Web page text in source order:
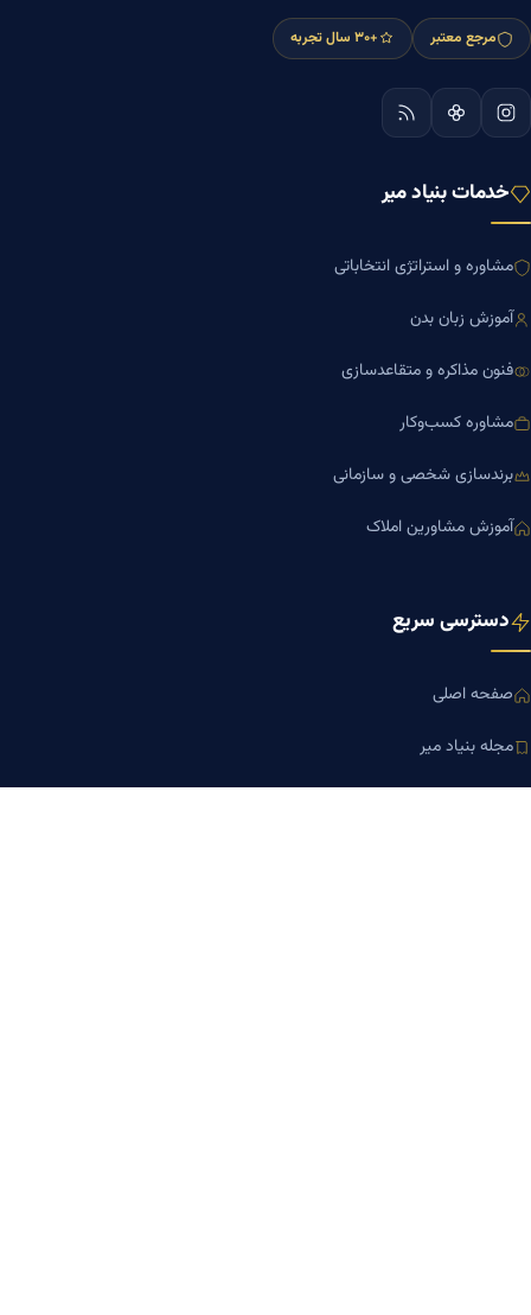
مرجع معتبر +۳۰ سال تجربه
خدمات بنیاد میر
مشاوره و استراتژی انتخاباتی
آموزش زبان بدن
فنون مذاکره و متقاعدسازی
مشاوره کسب‌وکار
برندسازی شخصی و سازمانی
آموزش مشاورین املاک
دسترسی سریع
صفحه اصلی
مجله بنیاد میر